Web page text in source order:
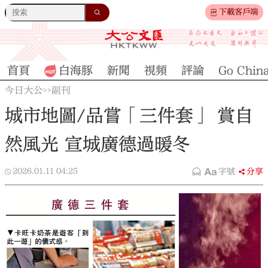
下載客戶端
首頁 白海豚 新聞 視頻 評論 Go
今日大公>>副刊
城市地圖/品嘗「三件套」 賞自
然風光 宣城廣德過暖冬
2026.01.11 04:25 字號 分享